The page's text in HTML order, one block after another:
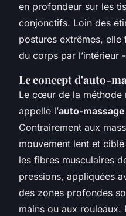
en profondeur sur les
conjonctifs. Loin des
postures extrêmes,
du corps par l’intérieur
Le concept d'auto-
Le cœur de la méthode
appelle l’auto-
Contrairement aux
mouvement lent et
les fibres musculaires
pressions, appliquées
des zones profondes
mains ou aux rouleaux.